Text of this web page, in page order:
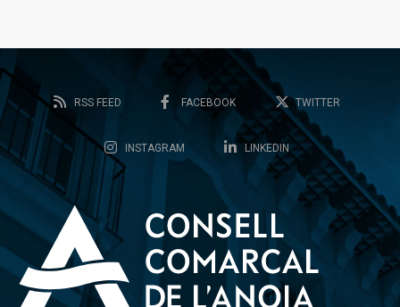
RSS FEED FACEBOOK TWITTER
INSTAGRAM LINKEDIN